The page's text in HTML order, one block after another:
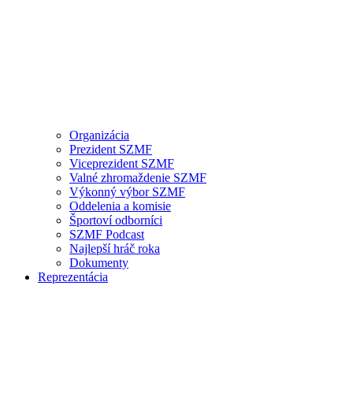
Organizácia
Prezident SZMF
Viceprezident SZMF
Valné zhromaždenie SZMF
Výkonný výbor SZMF
Oddelenia a komisie
Športoví odborníci
SZMF Podcast
Najlepší hráč roka
Dokumenty
Reprezentácia